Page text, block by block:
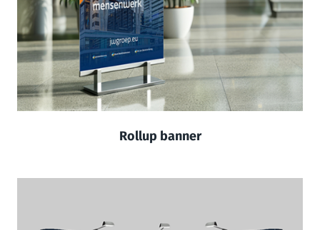
Rollup banner